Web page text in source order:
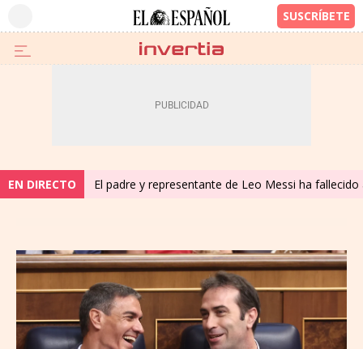
EN DIRECTO El padre y representante de Leo Messi ha